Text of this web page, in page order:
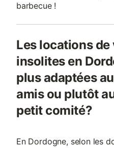
barbecue !
Les locations de
insolites en
plus adaptées
amis ou plutôt
petit comité?
En Dordogne, selon les